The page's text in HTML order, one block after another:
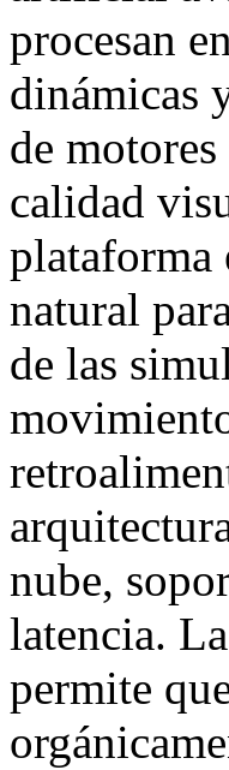
procesan
dinámicas
de
calidad
plataforma
natural
de las
nube,
latencia.
permite